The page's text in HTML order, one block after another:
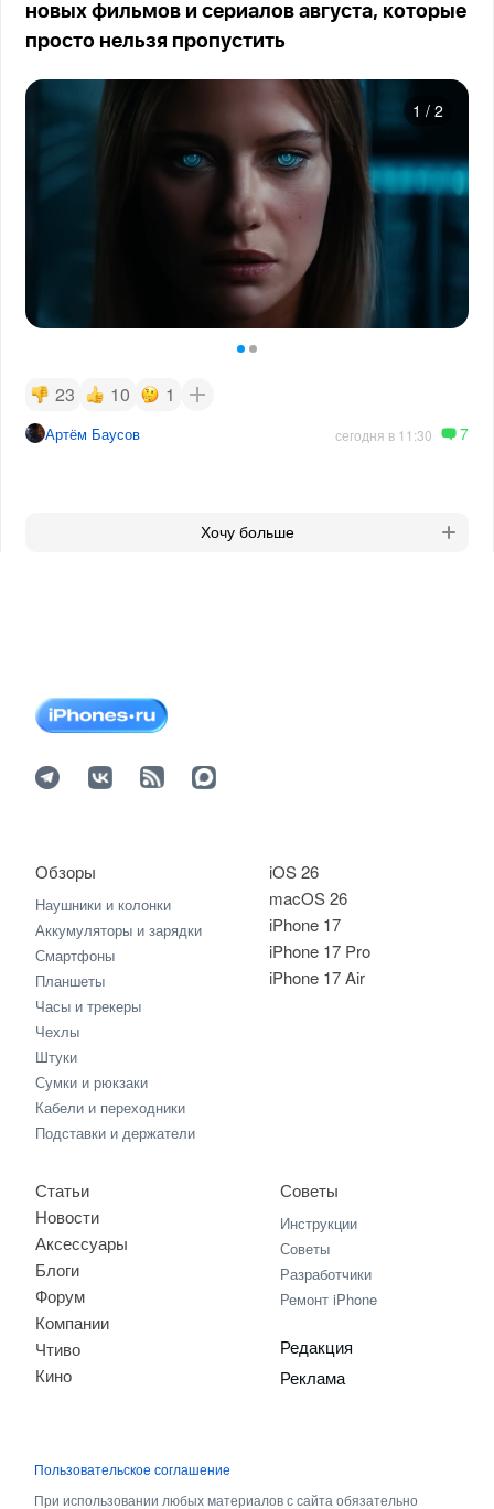
новых фильмов и сериалов августа, которые
просто нельзя пропустить
1 / 2
23 10 1
Артём Баусов сегодня в 11:30 7
Хочу больше
iOS 26
macOS 26
iPhone 17
iPhone 17 Pro
iPhone 17 Air
Обзоры
Наушники и колонки
Аккумуляторы и зарядки
Смартфоны
Планшеты
Часы и трекеры
Чехлы
Штуки
Сумки и рюкзаки
Кабели и переходники
Подставки и держатели
Статьи
Новости
Аксессуары
Блоги
Форум
Компании
Чтиво
Кино
Советы
Инструкции
Советы
Разработчики
Ремонт iPhone
Редакция
Реклама
Пользовательское соглашение
При использовании любых материалов с сайта обязательно